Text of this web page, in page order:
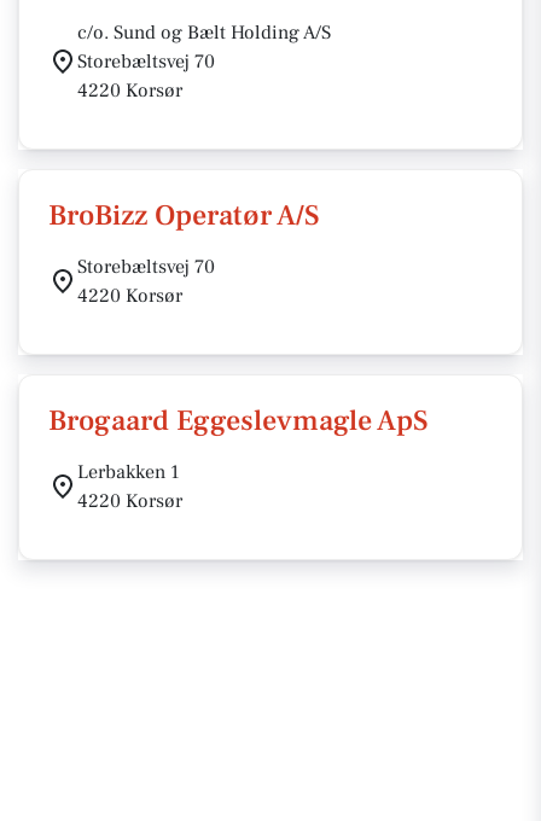
c/o. Sund og Bælt Holding A/S
Storebæltsvej 70
4220 Korsør
BroBizz Operatør A/S
Storebæltsvej 70
4220 Korsør
Brogaard Eggeslevmagle ApS
Lerbakken 1
4220 Korsør